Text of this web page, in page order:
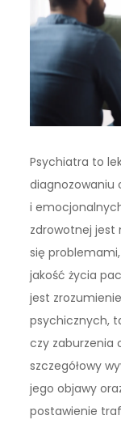
Psychiatra to
diagnozowaniu
i
zdrowotnej jest
się
jakość życia
jest
psychicznych,
czy zaburzenia
szczegółowy
jego objawy
postawienie